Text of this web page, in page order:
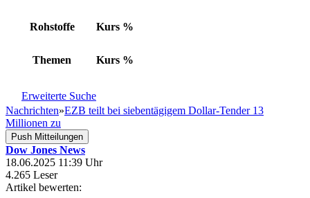
Rohstoffe Kurs %
Themen Kurs %
Erweiterte Suche
Nachrichten»EZB teilt bei siebentägigem Dollar-Tender 13
Millionen zu
Push Mitteilungen
Dow Jones News
18.06.2025 11:39 Uhr
4.265 Leser
Artikel bewerten: